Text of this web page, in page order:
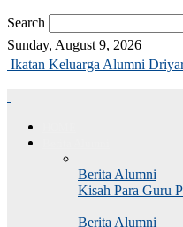
Search
Sunday, August 9, 2026
Ikatan Keluarga Alumni
Berita Alumni
Kisah Para Guru
Berita Alumni